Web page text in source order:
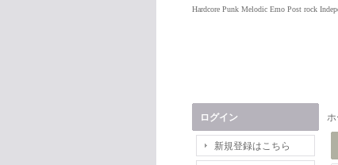
Hardcore Punk Melodic Emo Post rock
ログイン
新規登録はこちら
ホ